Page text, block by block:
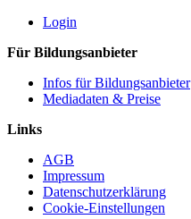
Login
Für Bildungsanbieter
Infos für Bildungsanbieter
Mediadaten & Preise
Links
AGB
Impressum
Datenschutzerklärung
Cookie-Einstellungen